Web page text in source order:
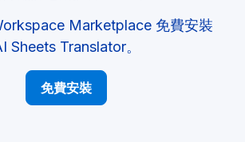
Marketplace 免費安裝
Sheets Translator。
免費安裝